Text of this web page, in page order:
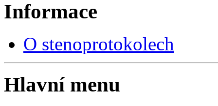
Informace
O stenoprotokolech
Hlavní menu